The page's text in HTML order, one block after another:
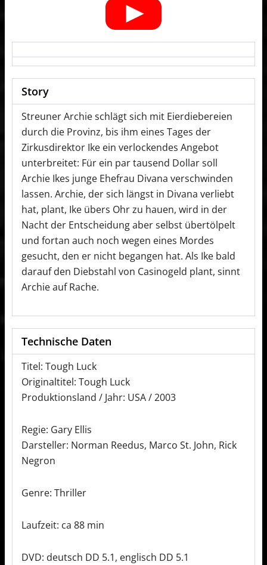
Story
Streuner Archie schlägt sich mit Eierdiebereien
durch die Provinz, bis ihm eines Tages der
Zirkusdirektor Ike ein verlockendes Angebot
unterbreitet: Für ein par tausend Dollar soll
Archie Ikes junge Ehefrau Divana verschwinden
lassen. Archie, der sich längst in Divana verliebt
hat, plant, Ike übers Ohr zu hauen, wird in der
Nacht der Entscheidung aber selbst übertölpelt
und fortan auch noch wegen eines Mordes
gesucht, den er nicht begangen hat. Als Ike bald
darauf den Diebstahl von Casinogeld plant, sinnt
Archie auf Rache.
Technische Daten
Titel: Tough Luck
Originaltitel: Tough Luck
Produktionsland / Jahr: USA / 2003
Regie: Gary Ellis
Darsteller: Norman Reedus, Marco St. John, Rick
Negron
Genre: Thriller
Laufzeit: ca 88 min
DVD: deutsch DD 5.1, englisch DD 5.1